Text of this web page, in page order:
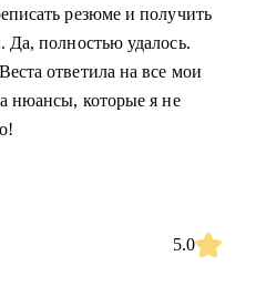
резюме и получить
Да, полностью удалось.
ответила на все мои
нюансы, которые я не
5.0